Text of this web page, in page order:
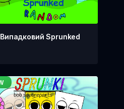
Випадковий Sprunked